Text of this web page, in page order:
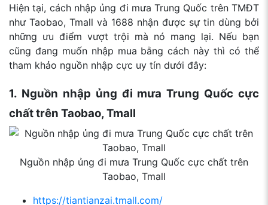
Hiện tại, cách nhập ủng đi mưa Trung Quốc trên TMĐT
như Taobao, Tmall và 1688 nhận được sự tin dùng bởi
những ưu điểm vượt trội mà nó mang lại. Nếu bạn
cũng đang muốn nhập mua bằng cách này thì có thể
tham khảo nguồn nhập cực uy tín dưới đây:
1. Nguồn nhập ủng đi mưa Trung Quốc cực
chất trên Taobao, Tmall
Nguồn nhập ủng đi mưa Trung Quốc cực chất trên
Taobao, Tmall
https://tiantianzai.tmall.com/